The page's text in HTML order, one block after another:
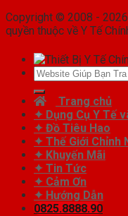
Copyright © 2008 -
quyền thuộc về Y Tế
Tìm
kiếm:
Trang chủ
✦ Dụng Cụ Y Tế
✦ Đồ Tiêu Hao
✦ Thế Giới Chỉnh
✦ Khuyến Mãi
✦ Tin Tức
✦ Cảm Ơn
✦ Hướng Dẫn
0825.8888.90